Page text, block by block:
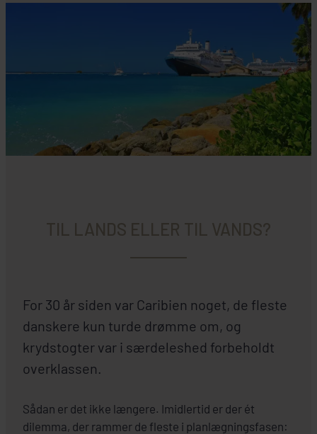
TIL LANDS ELLER TIL VANDS?
For 30 år siden var Caribien noget, de fleste
danskere kun turde drømme om, og
krydstogter var i særdeleshed forbeholdt
overklassen.
Sådan er det ikke længere. Imidlertid er der ét
dilemma, der rammer de fleste i planlægningsfasen: